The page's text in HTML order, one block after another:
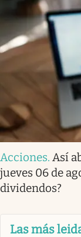
Acciones. Así
jueves 06 de
dividendos?
Las más